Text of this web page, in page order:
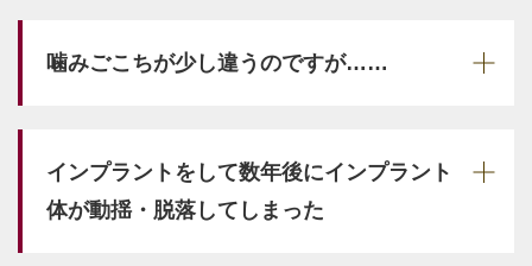
噛みごこちが少し違うのですが……
インプラントをして数年後にインプラント
体が動揺・脱落してしまった